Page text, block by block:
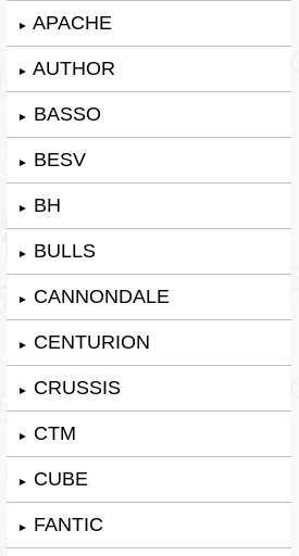
► APACHE
► AUTHOR
► BASSO
► BESV
► BH
► BULLS
► CANNONDALE
► CENTURION
► CRUSSIS
► CTM
► CUBE
► FANTIC